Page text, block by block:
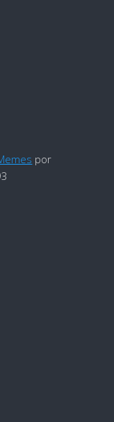
por